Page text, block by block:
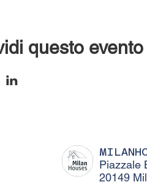
questo evento
Piazzale
20149